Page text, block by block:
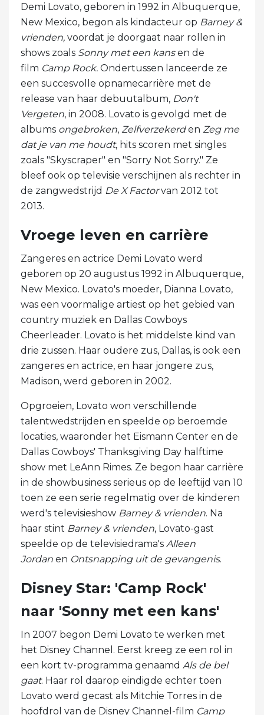
Demi Lovato, geboren in 1992 in Albuquerque,
New Mexico, begon als kindacteur op Barney &
vrienden, voordat je doorgaat naar rollen in
shows zoals Sonny met een kansen de
film Camp Rock. Ondertussen lanceerde ze
een succesvolle opnamecarrière met de
release van haar debuutalbum, Don't
Vergeten, in 2008. Lovato is gevolgd met de
albums ongebroken, Zelfverzekerden Zeg me
dat je van me houdt, hits scoren met singles
zoals "Skyscraper" en "Sorry Not Sorry." Ze
bleef ook op televisie verschijnen als rechter in
de zangwedstrijd De X Factorvan 2012 tot
2013.
Vroege leven en carrière
Zangeres en actrice Demi Lovato werd
geboren op 20 augustus 1992 in Albuquerque,
New Mexico. Lovato's moeder, Dianna Lovato,
was een voormalige artiest op het gebied van
country muziek en Dallas Cowboys
Cheerleader. Lovato is het middelste kind van
drie zussen. Haar oudere zus, Dallas, is ook een
zangeres en actrice, en haar jongere zus,
Madison, werd geboren in 2002.
Opgroeien, Lovato won verschillende
talentwedstrijden en speelde op beroemde
locaties, waaronder het Eismann Center en de
Dallas Cowboys' Thanksgiving Day halftime
show met LeAnn Rimes. Ze begon haar carrière
in de showbusiness serieus op de leeftijd van 10
toen ze een serie regelmatig over de kinderen
werd's televisieshow Barney & vrienden. Na
haar stint Barney & vrienden, Lovato-gast
speelde op de televisiedrama's Alleen
Jordan en Ontsnapping uit de gevangenis.
Disney Star: 'Camp Rock'
naar 'Sonny met een kans'
In 2007 begon Demi Lovato te werken met
het Disney Channel. Eerst kreeg ze een rol in
een kort tv-programma genaamd Als de bel
gaat. Haar rol daarop eindigde echter toen
Lovato werd gecast als Mitchie Torres in de
hoofdrol van de Disney Channel-film Camp